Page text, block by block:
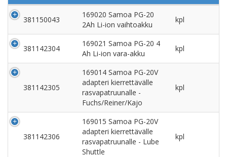
381150043
169020 Samoa PG-20
2Ah Li-ion vaihtoakku
kpl
381142304
169021 Samoa PG-20 4
Ah Li-ion vara-akku
kpl
381142305
169014 Samoa PG-20V
adapteri kierrettävälle
rasvapatruunalle -
Fuchs/Reiner/Kajo
kpl
381142306
169015 Samoa PG-20V
adapteri kierrettävälle
rasvapatruunalle - Lube
Shuttle
kpl